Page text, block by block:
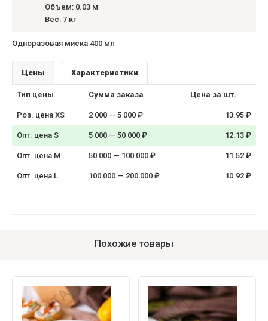
Объем: 0.03 м
Вес: 7 кг
Одноразовая миска 400 мл
Цены Характеристики
Тип цены Сумма заказа Цена за шт.
Роз. цена XS 2 000 — 5 000 ₽ 13.95 ₽
Опт. цена S 5 000 — 50 000 ₽ 12.13 ₽
Опт. цена M 50 000 — 100 000 ₽ 11.52 ₽
Опт. цена L 100 000 — 200 000 ₽ 10.92 ₽
Похожие товары